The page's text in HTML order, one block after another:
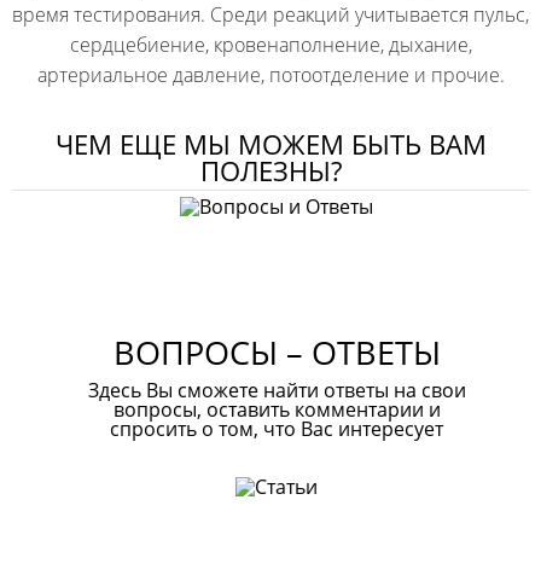
время тестирования. Среди реакций учитывается пульс,
сердцебиение, кровенаполнение, дыхание,
артериальное давление, потоотделение и прочие.
Киевское представительство Национальной
Ассоциации Полиграфологов Украины проводит
проверки на полиграфе при помощи современного и
передового детектора лжи Рубикон (тест детектор лжи).
украинскими инженерами и управляется наилучшим
программным обеспечением.
следующих случаях:
ЧЕМ ЕЩЕ МЫ МОЖЕМ БЫТЬ ВАМ
ПОЛЕЗНЫ?
ВОПРОСЫ – ОТВЕТЫ
Здесь Вы сможете найти ответы на свои
вопросы, оставить комментарии и
спросить о том, что Вас интересует